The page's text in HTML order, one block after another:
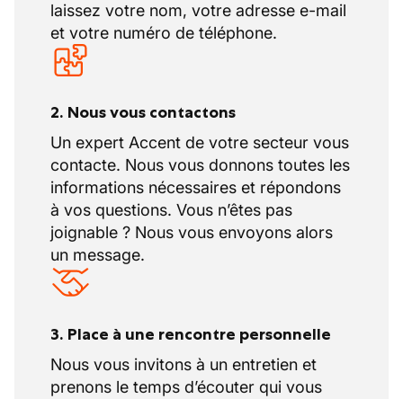
laissez votre nom, votre adresse e-mail
et votre numéro de téléphone.
2. Nous vous contactons
Un expert Accent de votre secteur vous
contacte. Nous vous donnons toutes les
informations nécessaires et répondons
à vos questions. Vous n’êtes pas
joignable ? Nous vous envoyons alors
un message.
3. Place à une rencontre personnelle
Nous vous invitons à un entretien et
prenons le temps d’écouter qui vous